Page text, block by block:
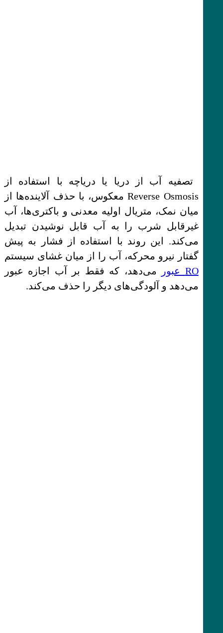
تصفیه آب از دریا یا دریاچه با استفاده از
Reverse Osmosis معکوس، با حذف آلاینده‌ها از
میان نمک، متریال اولیه معدنی و باکتری‌ها، آب
غیرقابل شرب را به آب قابل نوشیدن تبدیل
می‌کند. این روند با استفاده از فشار به پیش
گفتار نیرو محرکه، آب را از میان غشای سیستم
RO عبور
می‌دهد، که فقط بر آب اجازه عبور
می‌دهد و آلودگی‌های دیگر را حذف می‌کند.